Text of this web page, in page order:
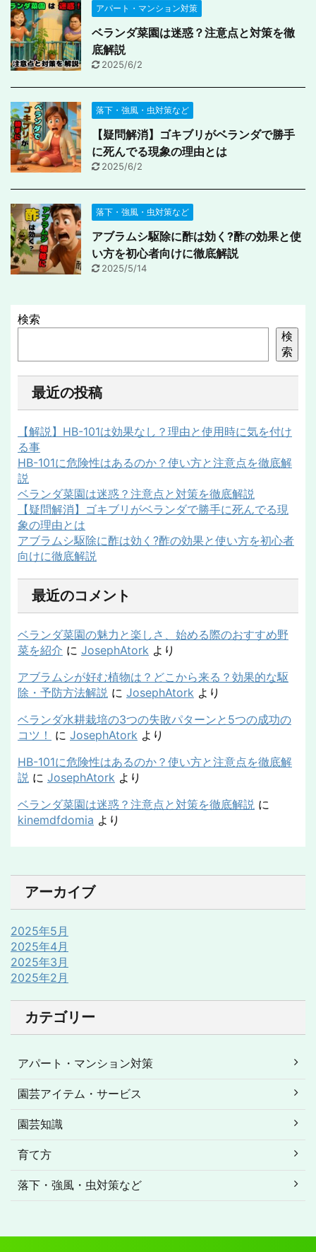
アパート・マンション対策
ベランダ菜園は迷惑？注意点と対策を徹
底解説
2025/6/2
落下・強風・虫対策など
【疑問解消】ゴキブリがベランダで勝手
に死んでる現象の理由とは
2025/6/2
落下・強風・虫対策など
アブラムシ駆除に酢は効く?酢の効果と使
い方を初心者向けに徹底解説
2025/5/14
検索
検
索
最近の投稿
【解説】HB-101は効果なし？理由と使用時に気を付け
る事
HB-101に危険性はあるのか？使い方と注意点を徹底解
説
ベランダ菜園は迷惑？注意点と対策を徹底解説
【疑問解消】ゴキブリがベランダで勝手に死んでる現
象の理由とは
アブラムシ駆除に酢は効く?酢の効果と使い方を初心者
向けに徹底解説
最近のコメント
ベランダ菜園の魅力と楽しさ、始める際のおすすめ野
菜を紹介 に JosephAtork より
アブラムシが好む植物は？どこから来る？効果的な駆
除・予防方法解説 に JosephAtork より
ベランダ水耕栽培の3つの失敗パターンと5つの成功の
コツ！
に JosephAtork より
HB-101に危険性はあるのか？使い方と注意点を徹底解
説 に JosephAtork より
ベランダ菜園は迷惑？注意点と対策を徹底解説 に
kinemdfdomia より
アーカイブ
2025年5月
2025年4月
2025年3月
2025年2月
カテゴリー
アパート・マンション対策
園芸アイテム・サービス
園芸知識
育て方
落下・強風・虫対策など